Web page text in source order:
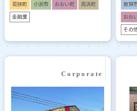
若狭町 小浜市 おおい町 高浜町
金融業
敦賀
おお
その